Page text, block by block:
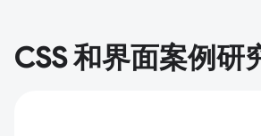
CSS 和界面案例研